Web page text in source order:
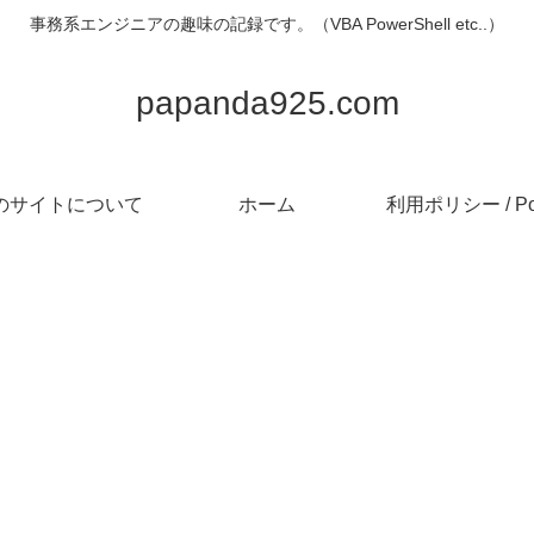
事務系エンジニアの趣味の記録です。（VBA PowerShell etc..）
papanda925.com
サイトについて ホーム 利用ポリシー /